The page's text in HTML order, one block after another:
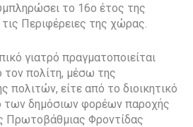
το 16ο έτος της
Περιφέρειες της χώρας.
γιατρό πραγματοποιείται
τον πολίτη, μέσω της
πολιτών, είτε από το διοικητικό
των δημόσιων φορέων παροχής
Πρωτοβάθμιας Φροντίδας